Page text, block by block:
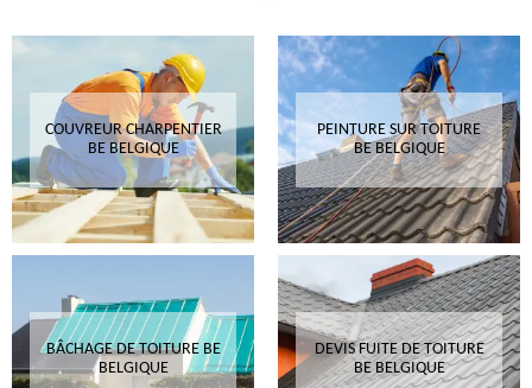
COUVREUR CHARPENTIER
BE BELGIQUE
PEINTURE SUR TOITURE
BE BELGIQUE
BÂCHAGE DE TOITURE BE
BELGIQUE
DEVIS FUITE DE TOITURE
BE BELGIQUE